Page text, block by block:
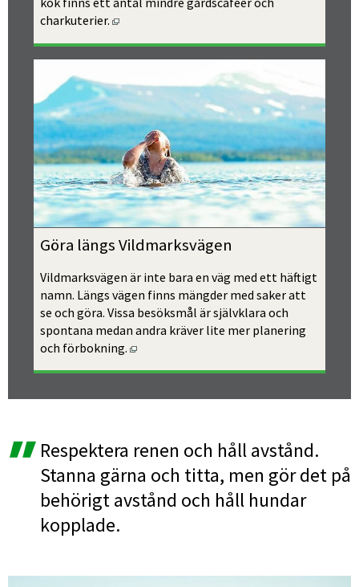
charkuterier.
Göra längs Vildmarksvägen
Vildmarksvägen är inte bara en väg med ett häftigt
namn. Längs vägen finns mängder med saker att
se och göra. Vissa besöksmål är självklara och
spontana medan andra kräver lite mer planering
och förbokning.
Respektera renen och håll avstånd.
Stanna gärna och titta, men gör det på
behörigt avstånd och håll hundar
kopplade.